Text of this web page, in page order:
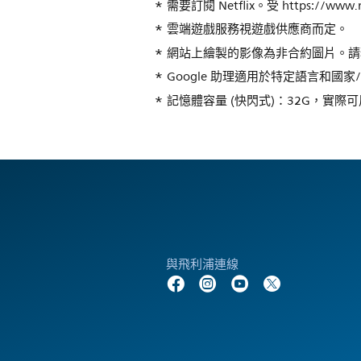
需要訂閱 Netflix。受 https://
雲端遊戲服務視遊戲供應商而定。
網站上繪製的影像為非合約圖片。
Google 助理適用於特定語言和國
記憶體容量 (快閃式)：32G，實際
與飛利浦連線